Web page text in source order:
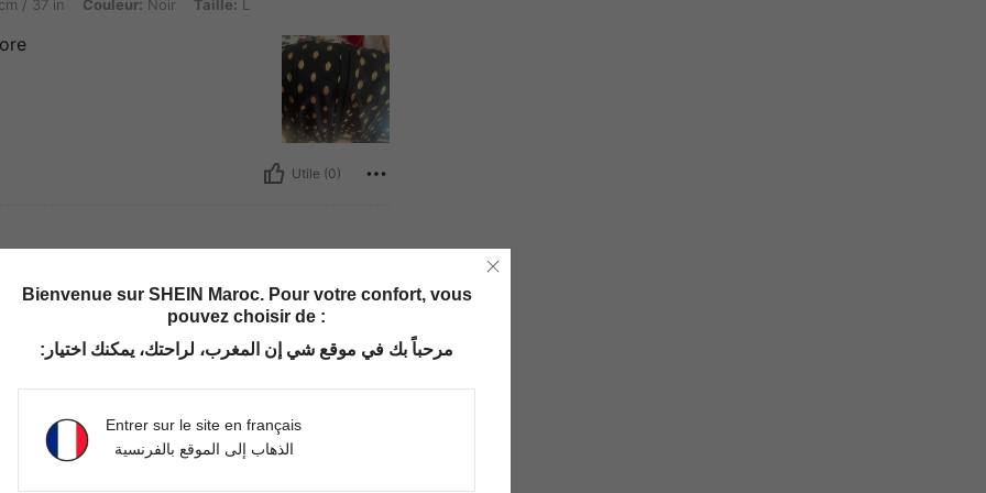
/ 37 in Couleur: Noir Taille: L
Utile (0)
à porter je le recommande
Bienvenue sur SHEIN Maroc. Pour votre confort, vous
pouvez choisir de :
مرحباً بك في موقع شي إن المغرب، لراحتك، يمكنك اختيار:
Entrer sur le site en français
الذهاب إلى الموقع بالفرنسية